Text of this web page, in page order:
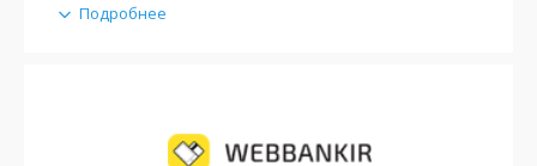
Подробнее